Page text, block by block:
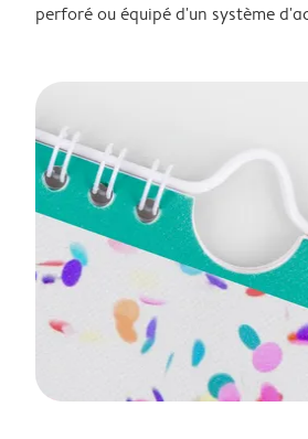
perforé ou équipé d'un système